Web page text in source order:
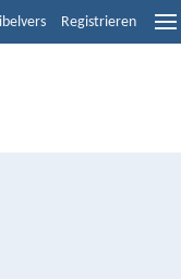
Registrieren